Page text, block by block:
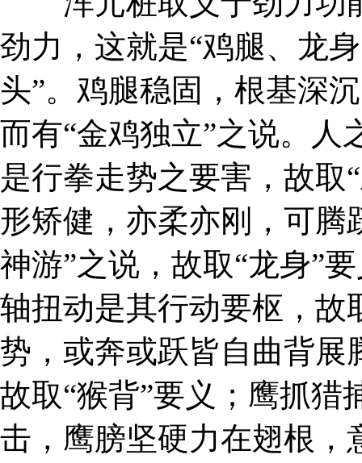
劲力，这就是“鸡腿、龙
头”。鸡腿稳固，根基深
而有“金鸡独立”之说。人
是行拳走势之要害，故取
形矫健，亦柔亦刚，可腾
神游”之说，故取“龙身”
轴扭动是其行动要枢，故
势，或奔或跃皆自曲背展
故取“猴背”要义；鹰抓猎
击，鹰膀坚硬力在翅根，